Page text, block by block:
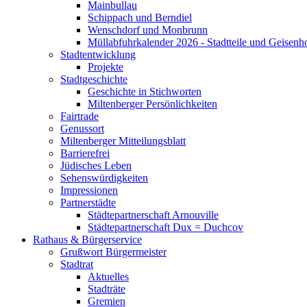
Mainbullau
Schippach und Berndiel
Wenschdorf und Monbrunn
Müllabfuhrkalender 2026 - Stadtteile und
Stadtentwicklung
Projekte
Stadtgeschichte
Geschichte in Stichworten
Miltenberger Persönlichkeiten
Fairtrade
Genussort
Miltenberger Mitteilungsblatt
Barrierefrei
Jüdisches Leben
Sehenswürdigkeiten
Impressionen
Partnerstädte
Städtepartnerschaft Arnouville
Städtepartnerschaft Dux = Duchcov
Rathaus & Bürgerservice
Grußwort Bürgermeister
Stadtrat
Aktuelles
Stadträte
Gremien